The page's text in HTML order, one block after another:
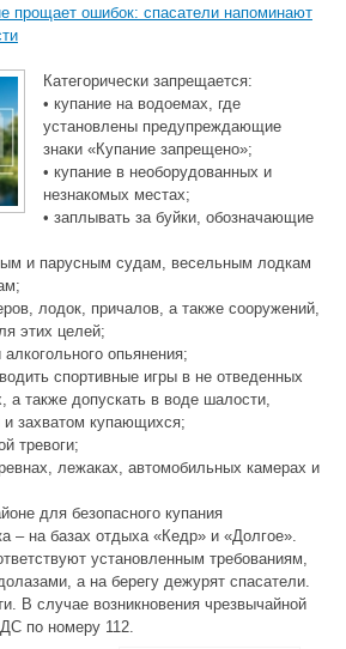
прощает ошибок: спасатели напоминают
Категорически запрещается:
• купание на водоемах, где
установлены предупреждающие
знаки «Купание запрещено»;
• купание в необорудованных и
незнакомых местах;
• заплывать за буйки, обозначающие
и парусным судам, весельным лодкам
лодок, причалов, а также сооружений,
этих целей;
опьянения;
спортивные игры в не отведенных
а также допускать в воде шалости,
захватом купающихся;
тревоги;
лежаках, автомобильных камерах и
для безопасного купания
– на базах отдыха «Кедр» и «Долгое».
установленным требованиям,
а на берегу дежурят спасатели.
В случае возникновения чрезвычайной
по номеру 112.